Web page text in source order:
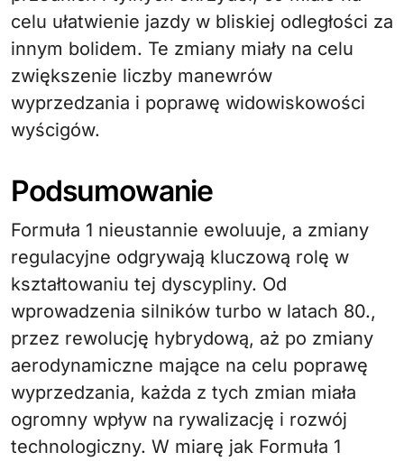
celu ułatwienie jazdy w bliskiej odległości za
innym bolidem. Te zmiany miały na celu
zwiększenie liczby manewrów
wyprzedzania i poprawę widowiskowości
wyścigów.
Podsumowanie
Formuła 1 nieustannie ewoluuje, a zmiany
regulacyjne odgrywają kluczową rolę w
kształtowaniu tej dyscypliny. Od
wprowadzenia silników turbo w latach 80.,
przez rewolucję hybrydową, aż po zmiany
aerodynamiczne mające na celu poprawę
wyprzedzania, każda z tych zmian miała
ogromny wpływ na rywalizację i rozwój
technologiczny. W miarę jak Formuła 1